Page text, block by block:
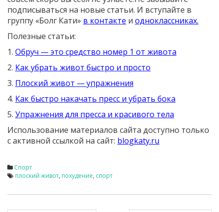
подписываться на новые статьи. И вступайте в
группу «Болг Кати» в контакте и одноклассниках.
Полезные статьи:
1. Обруч — это средство номер 1 от живота
2. Как убрать живот быстро и просто
3. Плоский живот — упражнения
4. Как быстро накачать пресс и убрать бока
5. Упражнения для пресса и красивого тела
Использование материалов сайта доступно только
с активной ссылкой на сайт: blogkaty.ru
Спорт
плоский живот, похудение, спорт